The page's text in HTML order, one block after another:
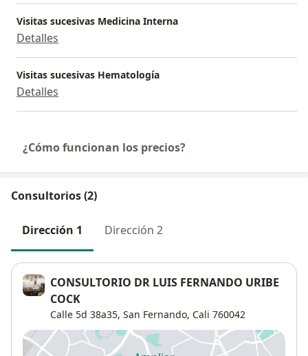
Visitas sucesivas Medicina Interna
Detalles
Visitas sucesivas Hematología
Detalles
¿Cómo funcionan los precios?
Consultorios (2)
Dirección 1 Dirección 2
CONSULTORIO DR LUIS FERNANDO URIBE
COCK
Calle 5d 38a35, San Fernando, Cali 760042